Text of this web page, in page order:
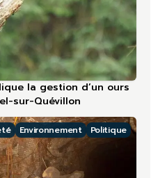
la gestion d’un ours
sur-Quévillon
Environnement Politique